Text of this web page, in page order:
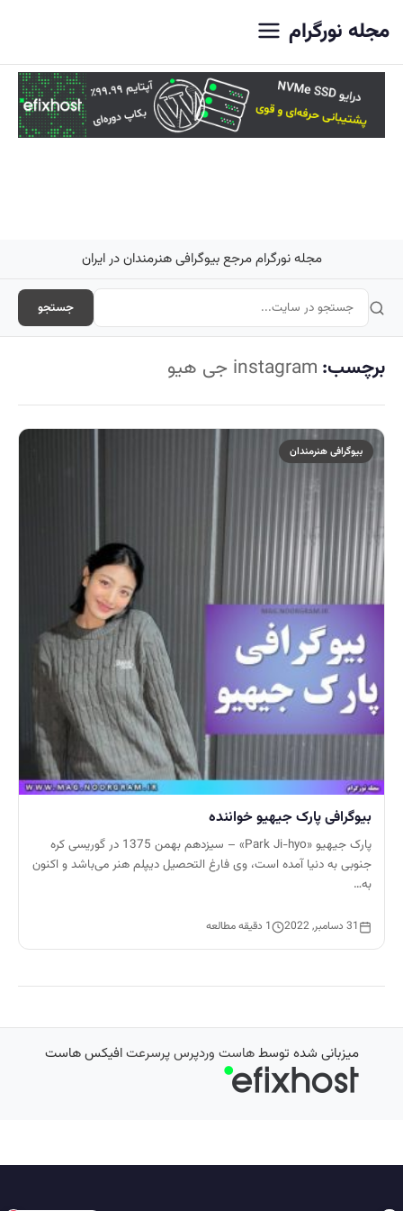
مجله نورگرام
مجله نورگرام مرجع بیوگرافی هنرمندان در ایران
جستجو
برچسب: instagram جی هیو
بیوگرافی هنرمندان
بیوگرافی پارک جیهیو خواننده
پارک جیهیو «Park Ji-hyo» – سیزدهم بهمن 1375 در گوریسی کره
جنوبی به دنیا آمده است، وی فارغ التحصیل دیپلم هنر می‌باشد و اکنون
به…
31 دسامبر, 2022 1 دقیقه مطالعه
میزبانی شده توسطهاست وردپرس پرسرعتافیکس هاست